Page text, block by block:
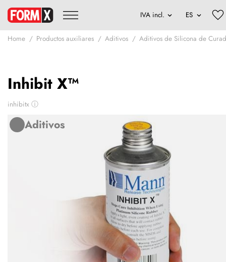
Home Productos auxiliares Aditivos Aditivos de Silicona de
Inhibit X™
inhibitx ⓘ
Aditivos